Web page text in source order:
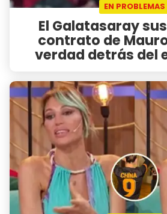
EN PROBLEMAS
El Galatasaray
contrato de
verdad detrás del